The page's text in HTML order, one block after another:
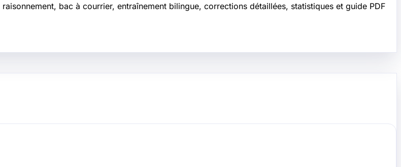
bac à courrier, entraînement bilingue, corrections détaillées, statistiques et guide PDF